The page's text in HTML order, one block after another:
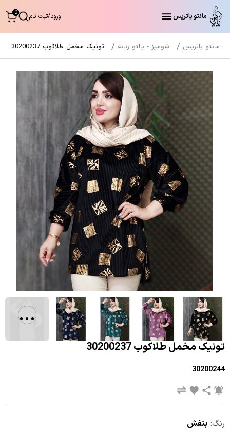
مانتو پاتریس ورود/ثبت نام 0
مانتو پاتریس شومیز - پالتو زنانه تونیک مخمل طلاکوب 30200237
تونیک مخمل طلاکوب 30200237
30200244
رنگ: بنفش
...